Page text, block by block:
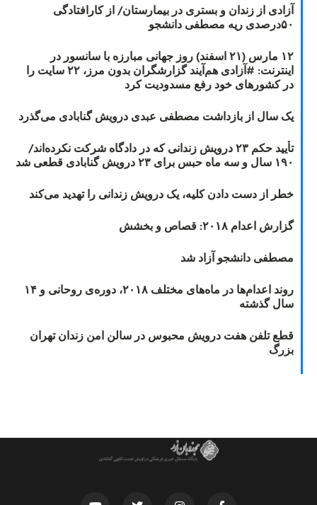
آزادی از زندان و بستری در بیمارستان/ از کارافتادگی
۵۰درصدی ریه مصطفی دانشجو
۱۲ مارس (۲۱ اسفند) روز جهانی مبارزه با سانسور در
اینترنت: #آزادی هم‌آیند گزارشگران‌ بدون مرز، ۲۲ سایت را
در کشورهای خود رفع مسدودیت کرد
یک سال از بازداشت مصطفی عبدی درویش گنابادی می‌گذرد
تأیید حکم ۲۳ درویش زندانی که در دادگاه شرکت نکرده‌اند/
۱۹۰ سال و سه ماه حبس برای ۲۳ درویش گنابادی قطعی شد
خطر از دست دادن کلیه، یک درویش زندانی را تهدید می‌کند
گزارش اعدام ۲۰۱۸: قصاص و بخشش
مصطفی دانشجو آزاد شد
روند اعدام‌ها در ماه‌های مختلف ۲۰۱۸، دوره‌ی روحانی و ۱۴
سال گذشته
قطع تلفن هفت درویش محبوس در سالن امن زندان تهران
بزرگ